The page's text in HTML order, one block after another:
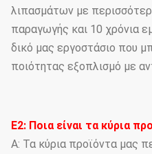
λιπασμάτων με
παραγωγής και 10 χρόνια
δικό μας εργοστάσιο που
ποιότητας εξοπλισμό με
Ε2: Ποια είναι τα κύρια
Α: Τα κύρια προϊόντα μας